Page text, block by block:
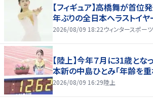
【フィギュア】高橋舞が首位
年ぶりの全日本へラストイ
2026/08/09 18:22ウィンタースポーツ
【陸上】今年７月に31歳と
本新の中島ひとみ「年齢を
2026/08/09 16:29陸上